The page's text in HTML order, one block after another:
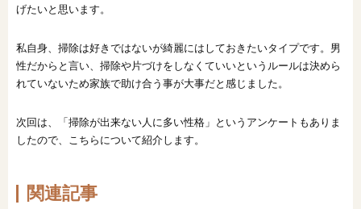
げたいと思います。
私自身、掃除は好きではないが綺麗にはしておきたいタイプです。男
性だからと言い、掃除や片づけをしなくていいというルールは決めら
れていないため家族で助け合う事が大事だと感じました。
次回は、「掃除が出来ない人に多い性格」というアンケートもありま
したので、こちらについて紹介します。
関連記事